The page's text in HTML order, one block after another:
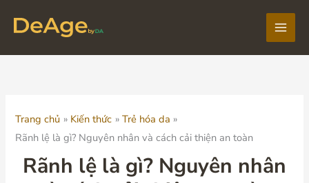
Main
Trang chủ Kiến thức
Trẻ hóa da
Rãnh lệ là gì? Nguyên nhân và cách cải thiện an toàn
Rãnh lệ là gì? Nguyên nhân